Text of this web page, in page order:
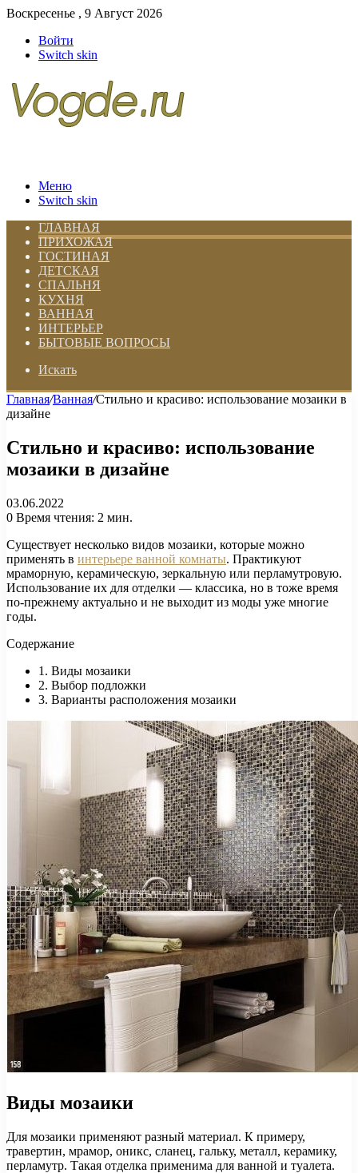
Воскресенье , 9 Август 2026
Войти
Switch skin
Меню
Switch skin
ГЛАВНАЯ
ПРИХОЖАЯ
ГОСТИНАЯ
ДЕТСКАЯ
СПАЛЬНЯ
КУХНЯ
ВАННАЯ
ИНТЕРЬЕР
БЫТОВЫЕ ВОПРОСЫ
Искать
Главная/Ванная/Стильно и красиво: использование мозаики в
дизайне
Стильно и красиво: использование
мозаики в дизайне
03.06.2022
0 Время чтения: 2 мин.
Существует несколько видов мозаики, которые можно
применять в интерьере ванной комнаты. Практикуют
мраморную, керамическую, зеркальную или перламутровую.
Использование их для отделки — классика, но в тоже время
по-прежнему актуально и не выходит из моды уже многие
годы.
Содержание
1. Виды мозаики
2. Выбор подложки
3. Варианты расположения мозаики
Виды мозаики
Для мозаики применяют разный материал. К примеру,
травертин, мрамор, оникс, сланец, гальку, металл, керамику,
перламутр. Такая отделка применима для ванной и туалета.